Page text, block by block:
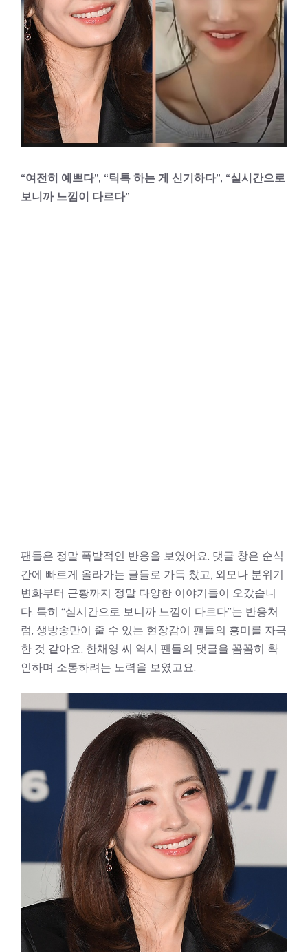
“여전히 예쁘다”, “틱톡 하는 게 신기하다”, “실시간으로
보니까 느낌이 다르다”
팬들은 정말 폭발적인 반응을 보였어요. 댓글 창은 순식
간에 빠르게 올라가는 글들로 가득 찼고, 외모나 분위기
변화부터 근황까지 정말 다양한 이야기들이 오갔습니
다. 특히 “실시간으로 보니까 느낌이 다르다”는 반응처
럼, 생방송만이 줄 수 있는 현장감이 팬들의 흥미를 자극
한 것 같아요. 한채영 씨 역시 팬들의 댓글을 꼼꼼히 확
인하며 소통하려는 노력을 보였고요.